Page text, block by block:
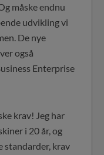
måske endnu
udvikling vi
De nye
også
Enterprise
krav! Jeg har
i 20 år, og
standarder, krav